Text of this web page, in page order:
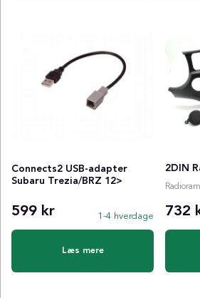
Connects2 USB-adapter
Subaru Trezia/BRZ 12>
599 kr 1-4 hverdage
Læs mere
2DIN
732